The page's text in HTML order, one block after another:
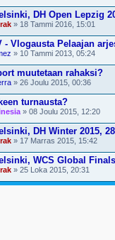
DH Open Lepzig
» 18 Tammi 2016, 15:01
- Vlogausta Pelaajan
» 10 Tammi 2013, 05:24
muutetaan rahaksi?
» 26 Joulu 2015, 00:36
turnausta?
» 08 Joulu 2015, 12:20
DH Winter 2015,
» 17 Marras 2015, 15:42
WCS Global
» 25 Loka 2015, 20:31